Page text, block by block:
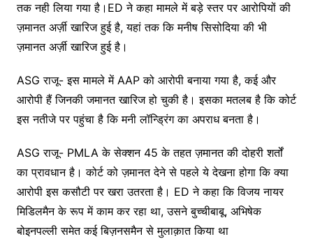
तक नही लिया गया है।ED ने कहा मामले में बड़े स्तर पर आरोपियों की
ज़मानत अर्ज़ी खारिज हुई है, यहां तक कि मनीष सिसोदिया की भी
ज़मानत अर्ज़ी खारिज हुई है।
ASG राजू- इस मामले में AAP को आरोपी बनाया गया है, कई और
आरोपी हैं जिनकी जमानत खारिज हो चुकी है। इसका मतलब है कि कोर्ट
इस नतीजे पर पहुंचा है कि मनी लॉन्ड्रिंग का अपराध बनता है।
ASG राजू- PMLA के सेक्शन 45 के तहत ज़मानत की दोहरी शर्तों
का प्रावधान है। कोर्ट को ज़मानत देने से पहले ये देखना होगा कि क्या
आरोपी इस कसौटी पर खरा उतरता है। ED ने कहा कि विजय नायर
मिडिलमैन के रूप में काम कर रहा था, उसने बुच्चीबाबू, अभिषेक
बोइनपल्ली समेत कई बिज़नसमैन से मुलाक़ात किया था